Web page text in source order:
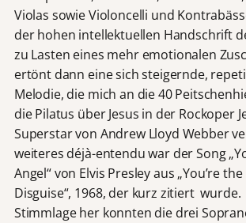
Violas sowie Violoncelli und
der hohen intellektuellen Handschrift
zu Lasten eines mehr emotionalen
ertönt dann eine sich steigernde,
Melodie, die mich an die 40
die Pilatus über Jesus in der Rockoper
Superstar von Andrew Lloyd Webber
weiteres déjà-entendu war der Song
Angel“ von Elvis Presley aus „You’re
Disguise“, 1968, der kurz zitiert
Stimmlage her konnten die drei